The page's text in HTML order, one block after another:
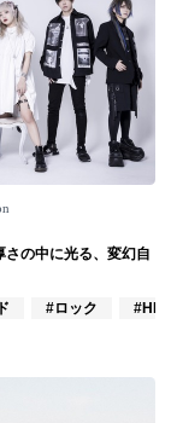
の中に光る、変幻自
#ロック #HR/